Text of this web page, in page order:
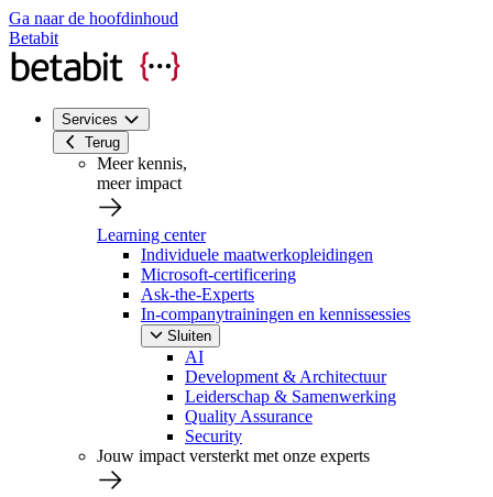
Ga naar de hoofdinhoud
Betabit
Services
Terug
Meer kennis,
meer impact
Learning center
Individuele maatwerkopleidingen
Microsoft-certificering
Ask-the-Experts
In-companytrainingen en kennissessies
Sluiten
AI
Development & Architectuur
Leiderschap & Samenwerking
Quality Assurance
Security
Jouw impact versterkt met onze experts